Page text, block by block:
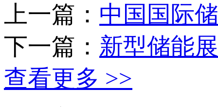
上一篇： 中国国际
下一篇： 新型储能
查看更多 >>